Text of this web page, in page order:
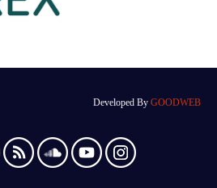
Developed By GOODWEB